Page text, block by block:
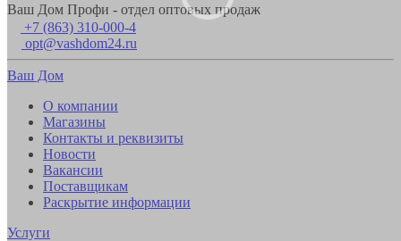
Ваш Дом Профи - отдел оптовых продаж
+7 (863) 310-000-4
opt@vashdom24.ru
Ваш Дом
О компании
Магазины
Контакты и реквизиты
Новости
Вакансии
Поставщикам
Раскрытие информации
Услуги